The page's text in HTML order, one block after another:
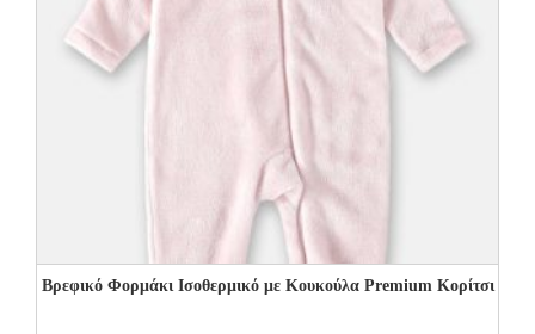
Βρεφικό Φορμάκι Ισοθερμικό με Kουκούλα Premium Κορίτσι